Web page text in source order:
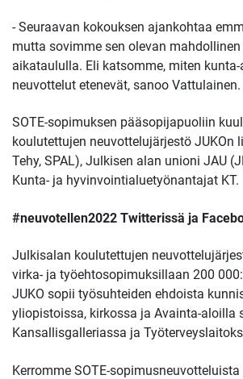
- Seuraavan kokouksen ajankohtaa
mutta sovimme sen olevan
aikataululla. Eli katsomme, miten
neuvottelut etenevät, sanoo Vattulainen.
SOTE-sopimuksen pääsopijapuoliin
koulutettujen neuvottelujärjestö JUKOn
Tehy, SPAL), Julkisen alan unioni JAU
Kunta- ja hyvinvointialuetyönantajat KT.
#neuvotellen2022 Twitterissä ja
Julkisalan koulutettujen
virka- ja työehtosopimuksillaan 200
JUKO sopii työsuhteiden ehdoista
yliopistoissa, kirkossa ja Avainta-aloilla
Kansallisgalleriassa ja
Kerromme SOTE-